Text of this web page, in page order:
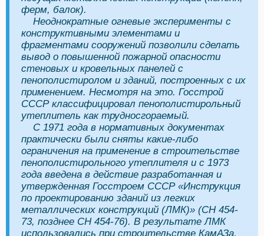
ферм, балок).
Неоднократные огневые эксперименты с
конструктивными элементами и
фрагментами сооружений позволили сделать
вывод о повышенной пожарной опасности
стеновых и кровельных панелей с
пенополистиролом и зданий, построенных с их
применением. Несмотря на это. Госстрой
СССР классифицировал пенополистирольный
утеплитель как трудносгораемый.
С 1971 года в нормативных документах
практически были сняты какие-либо
ограничения на применение в строительстве
пенополистирольного утеплителя и с 1973
года введена в действие разработанная и
утвержденная Госстроем СССР «Инструкция
по проектированию зданий из легких
металлических конструкций (ЛМК)» (СН 454-
73, позднее СН 454-76). В результате ЛМК
использовались при строительстве КамАЗа,